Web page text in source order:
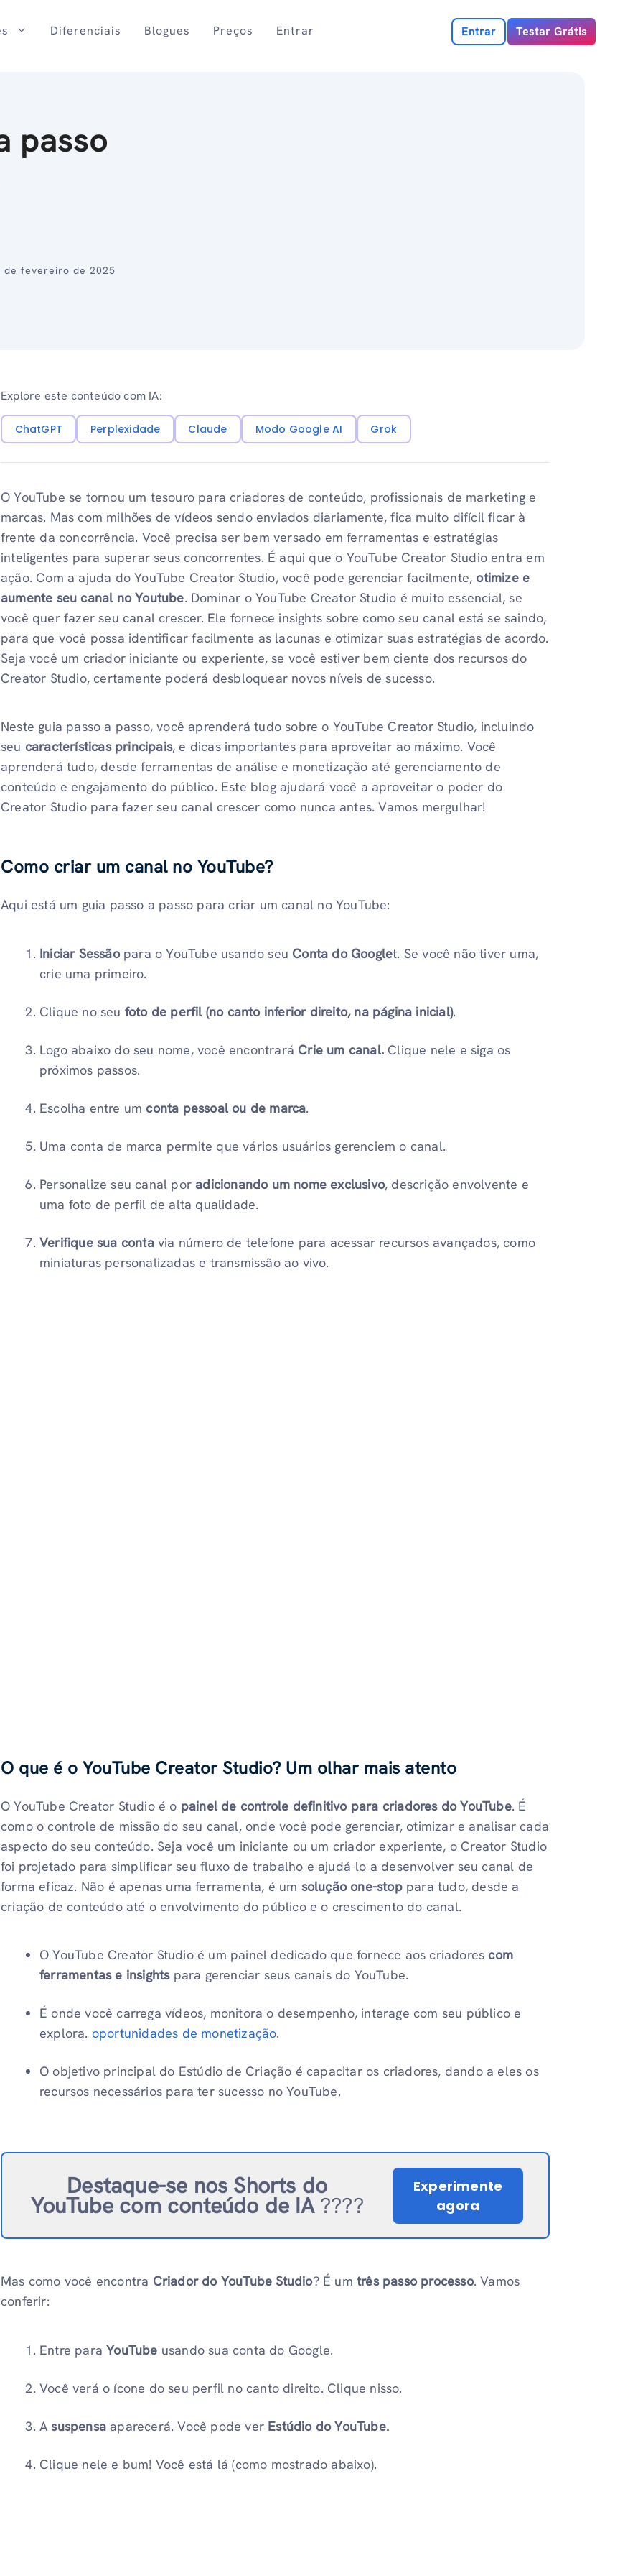
Diferenciais Blogues Preços Entrar Entrar Testar Grátis
passo
de fevereiro de 2025
Explore este conteúdo com IA:
ChatGPT Perplexidade Claude Modo Google AI Grok
O YouTube se tornou um tesouro para criadores de conteúdo, profissionais de marketing e
marcas. Mas com milhões de vídeos sendo enviados diariamente, fica muito difícil ficar à
frente da concorrência. Você precisa ser bem versado em ferramentas e estratégias
inteligentes para superar seus concorrentes. É aqui que o YouTube Creator Studio entra em
ação. Com a ajuda do YouTube Creator Studio, você pode gerenciar facilmente, otimize e
aumente seu canal no Youtube. Dominar o YouTube Creator Studio é muito essencial, se
você quer fazer seu canal crescer. Ele fornece insights sobre como seu canal está se saindo,
para que você possa identificar facilmente as lacunas e otimizar suas estratégias de acordo.
Seja você um criador iniciante ou experiente, se você estiver bem ciente dos recursos do
Creator Studio, certamente poderá desbloquear novos níveis de sucesso.
Neste guia passo a passo, você aprenderá tudo sobre o YouTube Creator Studio, incluindo
seu características principais, e dicas importantes para aproveitar ao máximo. Você
aprenderá tudo, desde ferramentas de análise e monetização até gerenciamento de
conteúdo e engajamento do público. Este blog ajudará você a aproveitar o poder do
Creator Studio para fazer seu canal crescer como nunca antes. Vamos mergulhar!
Como criar um canal no YouTube?
Aqui está um guia passo a passo para criar um canal no YouTube:
Iniciar Sessãopara o YouTube usando seu Conta do Googlet. Se você não tiver uma,
crie uma primeiro.
Clique no seu foto de perfil (no canto inferior direito, na página inicial).
Logo abaixo do seu nome, você encontrará Crie um canal. Clique nele e siga os
próximos passos.
Escolha entre um conta pessoal ou de marca.
Uma conta de marca permite que vários usuários gerenciem o canal.
Personalize seu canal por adicionando um nome exclusivo, descrição envolvente e
uma foto de perfil de alta qualidade.
Verifique sua contavia número de telefone para acessar recursos avançados, como
miniaturas personalizadas e transmissão ao vivo.
O que é o YouTube Creator Studio? Um olhar mais atento
O YouTube Creator Studio é o painel de controle definitivo para criadores do YouTube. É
como o controle de missão do seu canal, onde você pode gerenciar, otimizar e analisar cada
aspecto do seu conteúdo. Seja você um iniciante ou um criador experiente, o Creator Studio
foi projetado para simplificar seu fluxo de trabalho e ajudá-lo a desenvolver seu canal de
forma eficaz. Não é apenas uma ferramenta, é um solução one-stoppara tudo, desde a
criação de conteúdo até o envolvimento do público e o crescimento do canal.
O YouTube Creator Studio é um painel dedicado que fornece aos criadores com
ferramentas e insightspara gerenciar seus canais do YouTube.
É onde você carrega vídeos, monitora o desempenho, interage com seu público e
explora. oportunidades de monetização.
O objetivo principal do Estúdio de Criação é capacitar os criadores, dando a eles os
recursos necessários para ter sucesso no YouTube.
Destaque-se nos Shorts do
YouTube com conteúdo de IA????
Experimente
agora
Mas como você encontra Criador do YouTube Studio? É umtrês passo processo. Vamos
conferir:
Entre paraYouTube usando sua conta do Google.
Você verá o ícone do seu perfil no canto direito. Clique nisso.
Asuspensa aparecerá. Você pode ver Estúdio do YouTube.
Clique nele e bum! Você está lá (como mostrado abaixo).